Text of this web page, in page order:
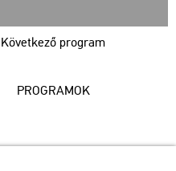
Következő program
PROGRAMOK